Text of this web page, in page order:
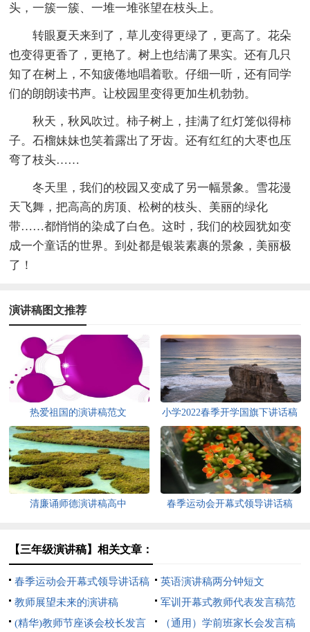
头，一簇一簇、一堆一堆张望在枝头上。
转眼夏天来到了，草儿变得更绿了，更高了。花朵
也变得更香了，更艳了。树上也结满了果实。还有几只
知了在树上，不知疲倦地唱着歌。仔细一听，还有同学
们的朗朗读书声。让校园里变得更加生机勃勃。
秋天，秋风吹过。柿子树上，挂满了红灯笼似得柿
子。石榴妹妹也笑着露出了牙齿。还有红红的大枣也压
弯了枝头……
冬天里，我们的校园又变成了另一幅景象。雪花漫
天飞舞，把高高的房顶、松树的枝头、美丽的绿化
带……都悄悄的染成了白色。这时，我们的校园犹如变
成一个童话的世界。到处都是银装素裹的景象，美丽极
了！
演讲稿图文推荐
热爱祖国的演讲稿范文 小学2022春季开学国旗下讲话稿
清廉诵师德演讲稿高中 春季运动会开幕式领导讲话稿
【三年级演讲稿】相关文章：
春季运动会开幕式领导讲话稿
英语演讲稿两分钟短文
教师展望未来的演讲稿
军训开幕式教师代表发言稿范
文
(精华)教师节座谈会校长发言 （通用）学前班家长会发言稿